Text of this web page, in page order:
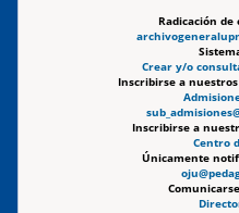
Radicación de
Crear y/o
Inscribirse a
Inscribirse a
Centro
Únicamente